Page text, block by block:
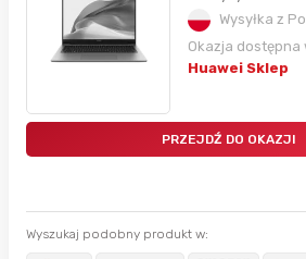
Wysyłka z
Okazja dostępna
Huawei Sklep
PRZEJDŹ DO OKAZJI
Wyszukaj podobny produkt w: